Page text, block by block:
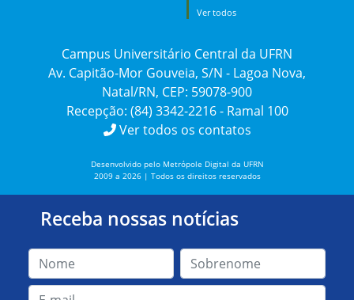
Ver todos
Campus Universitário Central da UFRN
Av. Capitão-Mor Gouveia, S/N - Lagoa Nova,
Natal/RN, CEP: 59078-900
Recepção: (84) 3342-2216 - Ramal 100
Ver todos os contatos
Desenvolvido pelo Metrópole Digital da UFRN
2009 a 2026 | Todos os direitos reservados
Receba nossas notícias